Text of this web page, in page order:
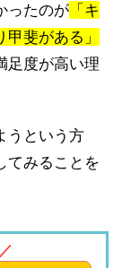
ったのが 「キ
斐がある」
足度が高い理
うという方
てみることを